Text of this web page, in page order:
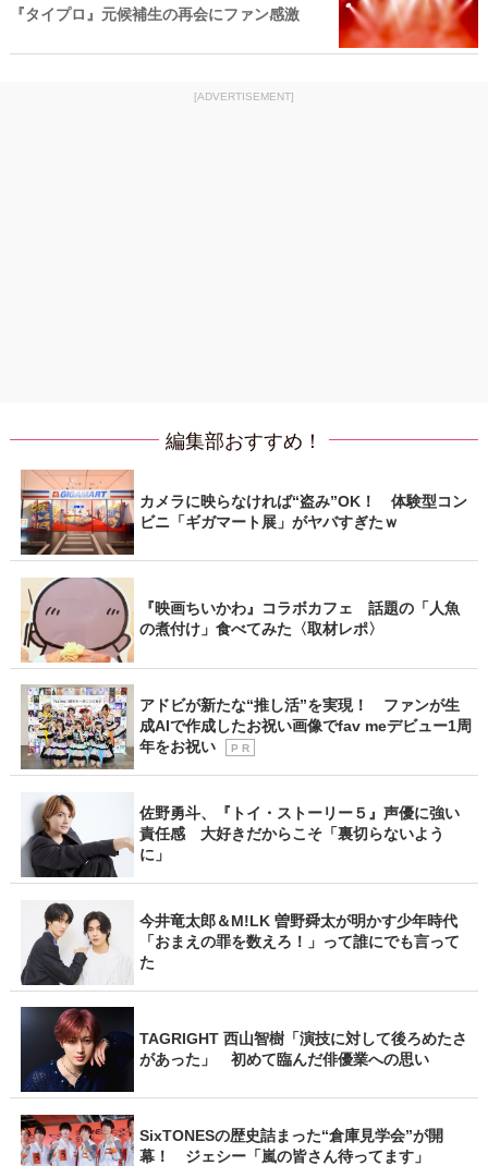
『タイプロ』元候補生の再会にファン感激
[ADVERTISEMENT]
編集部おすすめ！
カメラに映らなければ“盗み”OK！ 体験型コン
ビニ「ギガマート展」がヤバすぎたｗ
『映画ちいかわ』コラボカフェ 話題の「人魚
の煮付け」食べてみた〈取材レポ〉
アドビが新たな“推し活”を実現！ ファンが生
成AIで作成したお祝い画像でfav meデビュー1周
年をお祝い
P R
佐野勇斗、『トイ・ストーリー５』声優に強い
責任感 大好きだからこそ「裏切らないよう
に」
今井竜太郎＆M!LK 曽野舜太が明かす少年時代
「おまえの罪を数えろ！」って誰にでも言って
た
TAGRIGHT 西山智樹「演技に対して後ろめたさ
があった」 初めて臨んだ俳優業への思い
SixTONESの歴史詰まった“倉庫見学会”が開
幕！ ジェシー「嵐の皆さん待ってます」